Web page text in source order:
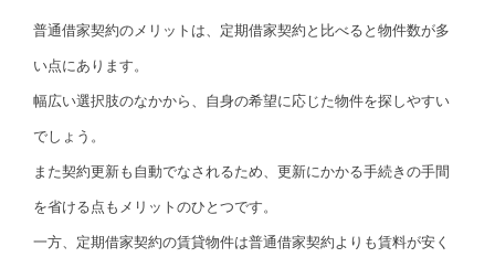
普通借家契約のメリットは、定期借家契約と比べると物件数が多
い点にあります。
幅広い選択肢のなかから、自身の希望に応じた物件を探しやすい
でしょう。
また契約更新も自動でなされるため、更新にかかる手続きの手間
を省ける点もメリットのひとつです。
一方、定期借家契約の賃貸物件は普通借家契約よりも賃料が安く